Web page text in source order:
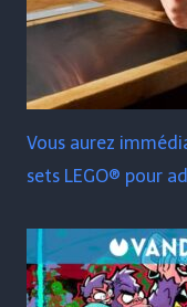
Vous aurez
sets LEGO® pour